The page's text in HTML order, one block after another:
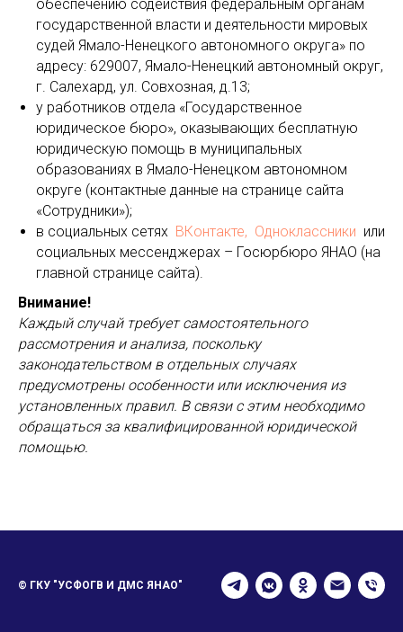
обеспечению содействия федеральным органам
государственной власти и деятельности мировых
судей Ямало-Ненецкого автономного округа» по
адресу: 629007, Ямало-Ненецкий автономный округ,
г. Салехард, ул. Совхозная, д.13;
у работников отдела «Государственное
юридическое бюро», оказывающих бесплатную
юридическую помощь в муниципальных
образованиях в Ямало-Ненецком автономном
округе (контактные данные на странице сайта
«Сотрудники»);
в социальных сетях ВКонтакте, Одноклассники или
социальных мессенджерах – Госюрбюро ЯНАО (на
главной странице сайта).
Внимание!
Каждый случай требует самостоятельного
рассмотрения и анализа, поскольку
законодательством в отдельных случаях
предусмотрены особенности или исключения из
установленных правил. В связи с этим необходимо
обращаться за квалифицированной юридической
помощью.
© ГКУ "УСФОГВ И ДМС ЯНАО"